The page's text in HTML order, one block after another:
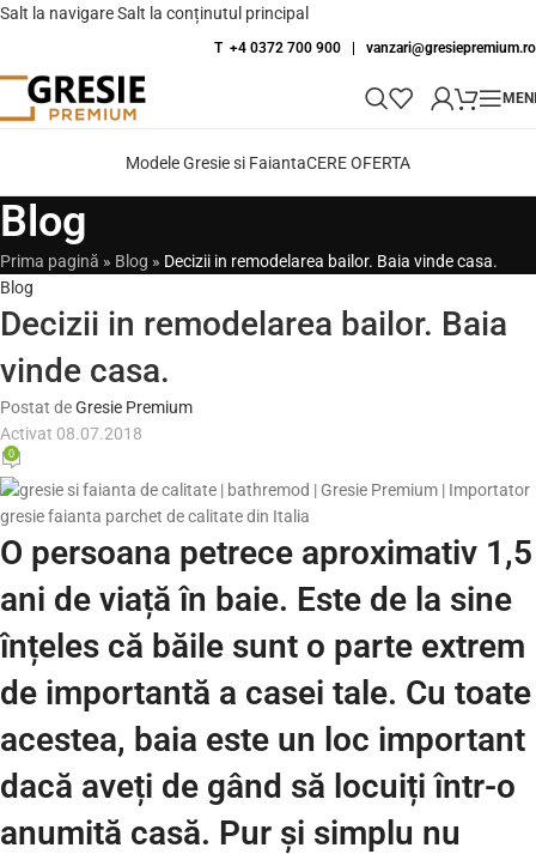
Salt la navigareSalt la conținutul principal
T +4 0372 700 900 | vanzari@gresiepremium.ro
Modele Gresie si FaiantaCERE OFERTA
Blog
Prima pagină » Blog » Decizii in remodelarea bailor. Baia vinde casa.
Blog
Decizii in remodelarea bailor. Baia
vinde casa.
Postat deGresie Premium
Activat 08.07.2018
0
O persoana petrece aproximativ 1,5
ani de viață în baie. Este de la sine
înțeles că băile sunt o parte extrem
de importantă a casei tale. Cu toate
acestea, baia este un loc important
dacă aveți de gând să locuiți într-o
anumită casă. Pur și simplu nu